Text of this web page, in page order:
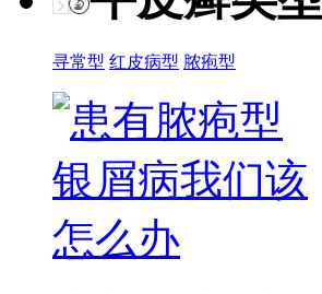
寻常型 红皮病型 脓疱型